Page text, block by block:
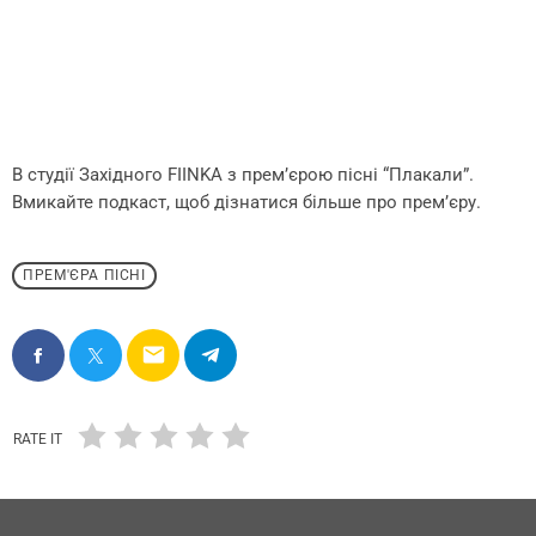
В студії Західного FIINKA з прем’єрою пісні “Плакали”.
Вмикайте подкаст, щоб дізнатися більше про прем’єру.
ПРЕМ'ЄРА ПІСНІ
email
RATE IT